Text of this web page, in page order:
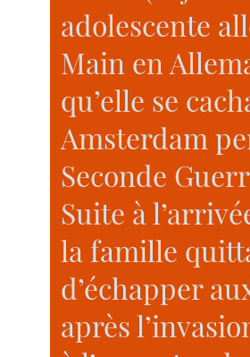
adolescente
Main en
qu’elle se
Amsterdam
Seconde
Suite à
la famille
d’échapper
après